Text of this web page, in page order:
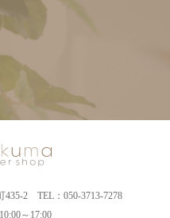
435-2 TEL：050-3713-7278
～17:00